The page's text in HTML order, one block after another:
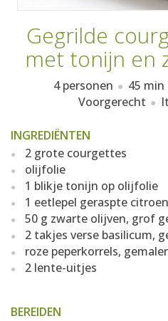
Gegrilde
met tonijn en
4 personen 45 min
Voorgerecht
INGREDIËNTEN
2 grote courgettes
olijfolie
1 blikje tonijn op olijfolie
1 eetlepel geraspte
50 g zwarte olijven, grof
2 takjes verse basilicum,
roze peperkorrels,
2 lente-uitjes
BEREIDEN